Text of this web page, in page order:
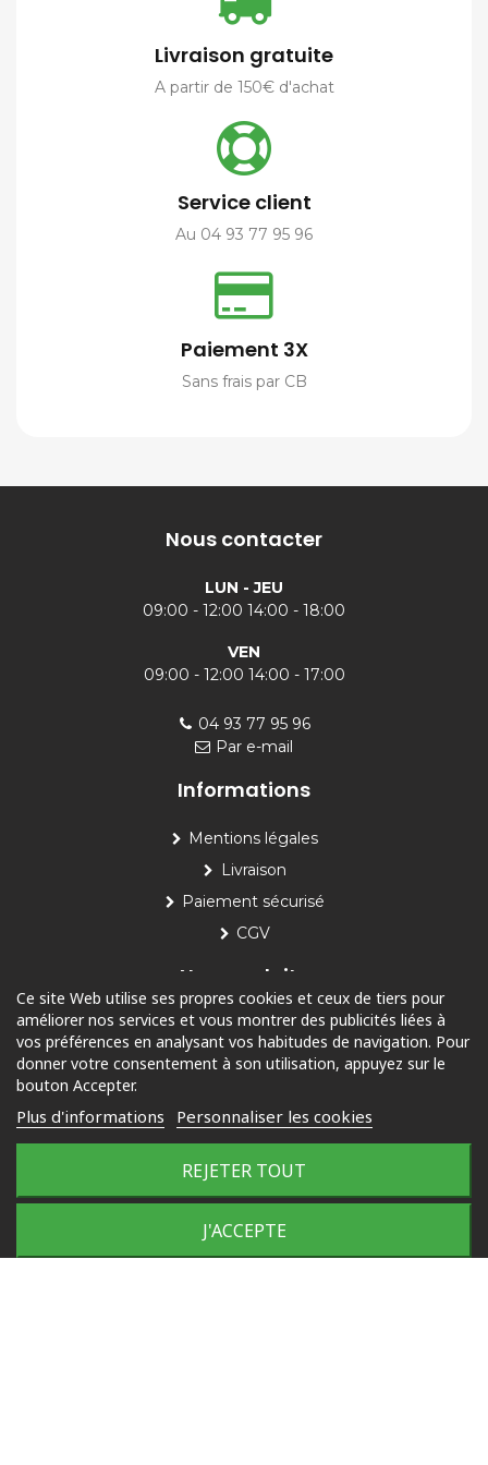
Livraison gratuite
A partir de 150€ d'achat
Service client
Au 04 93 77 95 96
Paiement 3X
Sans frais par CB
Nous contacter
LUN - JEU
09:00 - 12:00 14:00 - 18:00
VEN
09:00 - 12:00 14:00 - 17:00
04 93 77 95 96
Par e-mail
Informations
Mentions légales
Livraison
Paiement sécurisé
CGV
Nos produits
Piscine
Jardin
Outdoor
© 2025 Tous droits réservés
Plan du site
Ce site Web utilise ses propres cookies et ceux de tiers pour
améliorer nos services et vous montrer des publicités liées à
vos préférences en analysant vos habitudes de navigation. Pour
donner votre consentement à son utilisation, appuyez sur le
bouton Accepter.
Plus d'informations Personnaliser les cookies
REJETER TOUT
J'ACCEPTE